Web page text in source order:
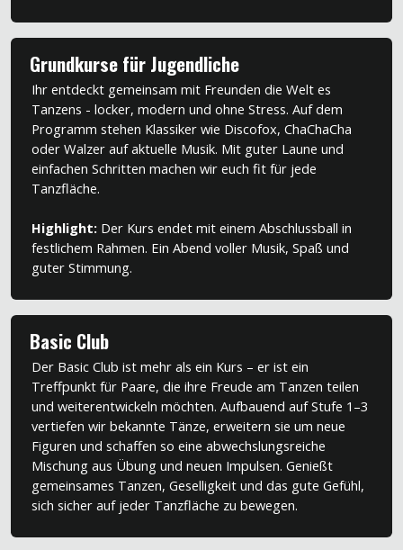
Grundkurse für Jugendliche
Ihr entdeckt gemeinsam mit Freunden die Welt es
Tanzens - locker, modern und ohne Stress. Auf dem
Programm stehen Klassiker wie Discofox, ChaChaCha
oder Walzer auf aktuelle Musik. Mit guter Laune und
einfachen Schritten machen wir euch fit für jede
Tanzfläche.
Highlight: Der Kurs endet mit einem Abschlussball in
festlichem Rahmen. Ein Abend voller Musik, Spaß und
guter Stimmung.
Basic Club
Der Basic Club ist mehr als ein Kurs – er ist ein
Treffpunkt für Paare, die ihre Freude am Tanzen teilen
und weiterentwickeln möchten. Aufbauend auf Stufe 1–3
vertiefen wir bekannte Tänze, erweitern sie um neue
Figuren und schaffen so eine abwechslungsreiche
Mischung aus Übung und neuen Impulsen. Genießt
gemeinsames Tanzen, Geselligkeit und das gute Gefühl,
sich sicher auf jeder Tanzfläche zu bewegen.